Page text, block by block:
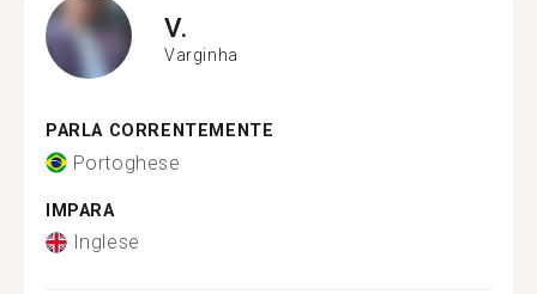
V.
Varginha
PARLA CORRENTEMENTE
Portoghese
IMPARA
Inglese